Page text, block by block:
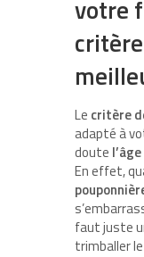
votre
Le critère
adapté à
doute
En effet,
faut juste
trimballer